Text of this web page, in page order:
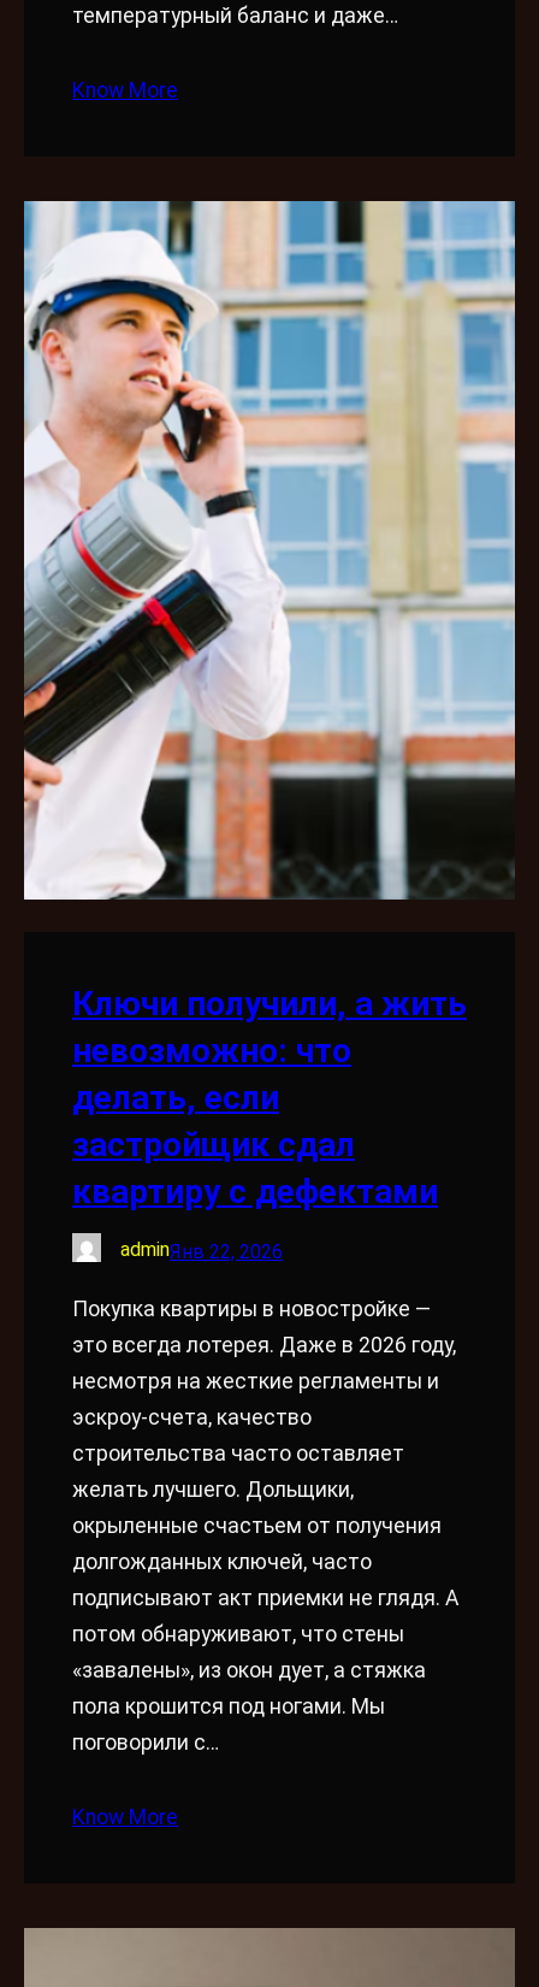
температурный баланс и даже…
Know More
Ключи получили, а жить
невозможно: что
делать, если
застройщик сдал
квартиру с дефектами
adminЯнв 22, 2026
Покупка квартиры в новостройке —
это всегда лотерея. Даже в 2026 году,
несмотря на жесткие регламенты и
эскроу-счета, качество
строительства часто оставляет
желать лучшего. Дольщики,
окрыленные счастьем от получения
долгожданных ключей, часто
подписывают акт приемки не глядя. А
потом обнаруживают, что стены
«завалены», из окон дует, а стяжка
пола крошится под ногами. Мы
поговорили с…
Know More